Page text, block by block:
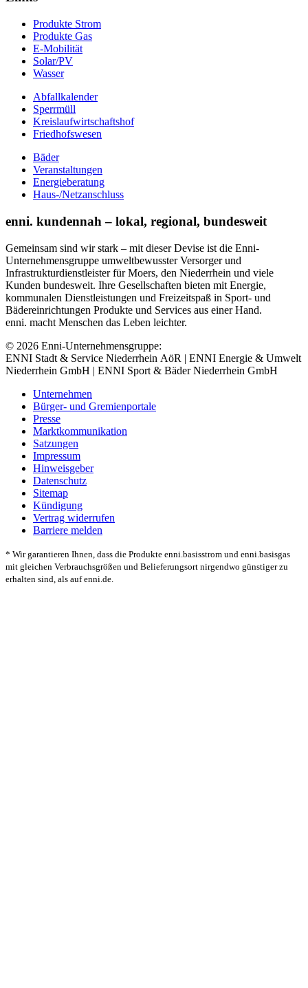
Produkte Strom
Produkte Gas
E-Mobilität
Solar/PV
Wasser
Abfallkalender
Sperrmüll
Kreislaufwirtschaftshof
Friedhofswesen
Bäder
Veranstaltungen
Energieberatung
Haus-/Netzanschluss
enni. kundennah – lokal, regional, bundesweit
Gemeinsam sind wir stark – mit dieser Devise ist die Enni-
Unternehmensgruppe umweltbewusster Versorger und
Infrastrukturdienstleister für Moers, den Niederrhein und viele
Kunden bundesweit. Ihre Gesellschaften bieten mit Energie,
kommunalen Dienstleistungen und Freizeitspaß in Sport- und
Bädereinrichtungen Produkte und Services aus einer Hand.
enni. macht Menschen das Leben leichter.
© 2026 Enni-Unternehmensgruppe:
ENNI Stadt & Service Niederrhein AöR | ENNI Energie & Umwelt
Niederrhein GmbH | ENNI Sport & Bäder Niederrhein GmbH
Unternehmen
Bürger- und Gremienportale
Presse
Marktkommunikation
Satzungen
Impressum
Hinweisgeber
Datenschutz
Sitemap
Kündigung
Vertrag widerrufen
Barriere melden
* Wir garantieren Ihnen, dass die Produkte enni.basisstrom und enni.basisgas
mit gleichen Verbrauchsgrößen und Belieferungsort nirgendwo günstiger zu
erhalten sind, als auf enni.de.